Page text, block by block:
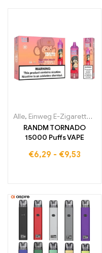
Alle, Einweg E-Zigaretten
RANDM TORNADO
15000 Puffs VAPE
€6,29 - €9,53